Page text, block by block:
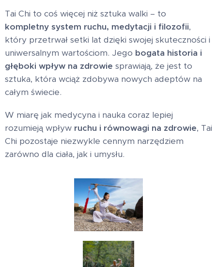
Tai Chi to coś więcej niż sztuka walki – to
kompletny system ruchu, medytacji i filozofii,
który przetrwał setki lat dzięki swojej skuteczności i
uniwersalnym wartościom. Jego bogata historia i
głęboki wpływ na zdrowie sprawiają, że jest to
sztuka, która wciąż zdobywa nowych adeptów na
całym świecie.
W miarę jak medycyna i nauka coraz lepiej
rozumieją wpływ ruchu i równowagi na zdrowie, Tai
Chi pozostaje niezwykle cennym narzędziem
zarówno dla ciała, jak i umysłu.